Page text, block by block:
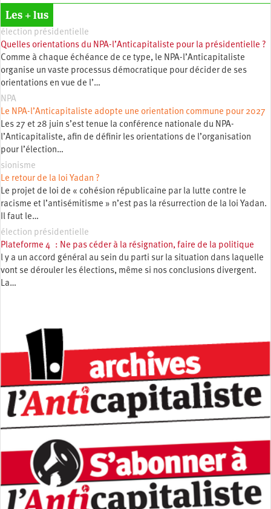
Les + lus
élection présidentielle
Quelles orientations du NPA-l’Anticapitaliste pour la présidentielle ?
Comme à chaque échéance de ce type, le NPA-l’Anticapitaliste
organise un vaste processus démocratique pour décider de ses
orientations en vue de l’…
NPA
Le NPA-l’Anticapitaliste adopte une orientation commune pour 2027
Les 27 et 28 juin s’est tenue la conférence nationale du NPA-
l’Anticapitaliste, afin de définir les orientations de l’organisation
pour l’élection…
sionisme
Le retour de la loi Yadan ?
Le projet de loi de « cohésion républicaine par la lutte contre le
racisme et l’antisémitisme » n’est pas la résurrection de la loi Yadan.
Il faut le…
élection présidentielle
Plateforme 4 : Ne pas céder à la résignation, faire de la politique
l y a un accord général au sein du parti sur la situation dans laquelle
vont se dérouler les élections, même si nos conclusions divergent.
La…